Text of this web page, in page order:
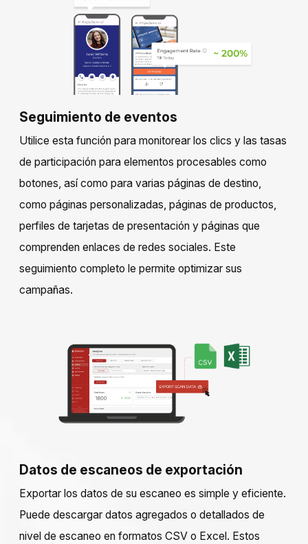
Seguimiento de eventos
Utilice esta función para monitorear los clics y las tasas
de participación para elementos procesables como
botones, así como para varias páginas de destino,
como páginas personalizadas, páginas de productos,
perfiles de tarjetas de presentación y páginas que
comprenden enlaces de redes sociales. Este
seguimiento completo le permite optimizar sus
campañas.
Datos de escaneos de exportación
Exportar los datos de su escaneo es simple y eficiente.
Puede descargar datos agregados o detallados de
nivel de escaneo en formatos CSV o Excel. Estos